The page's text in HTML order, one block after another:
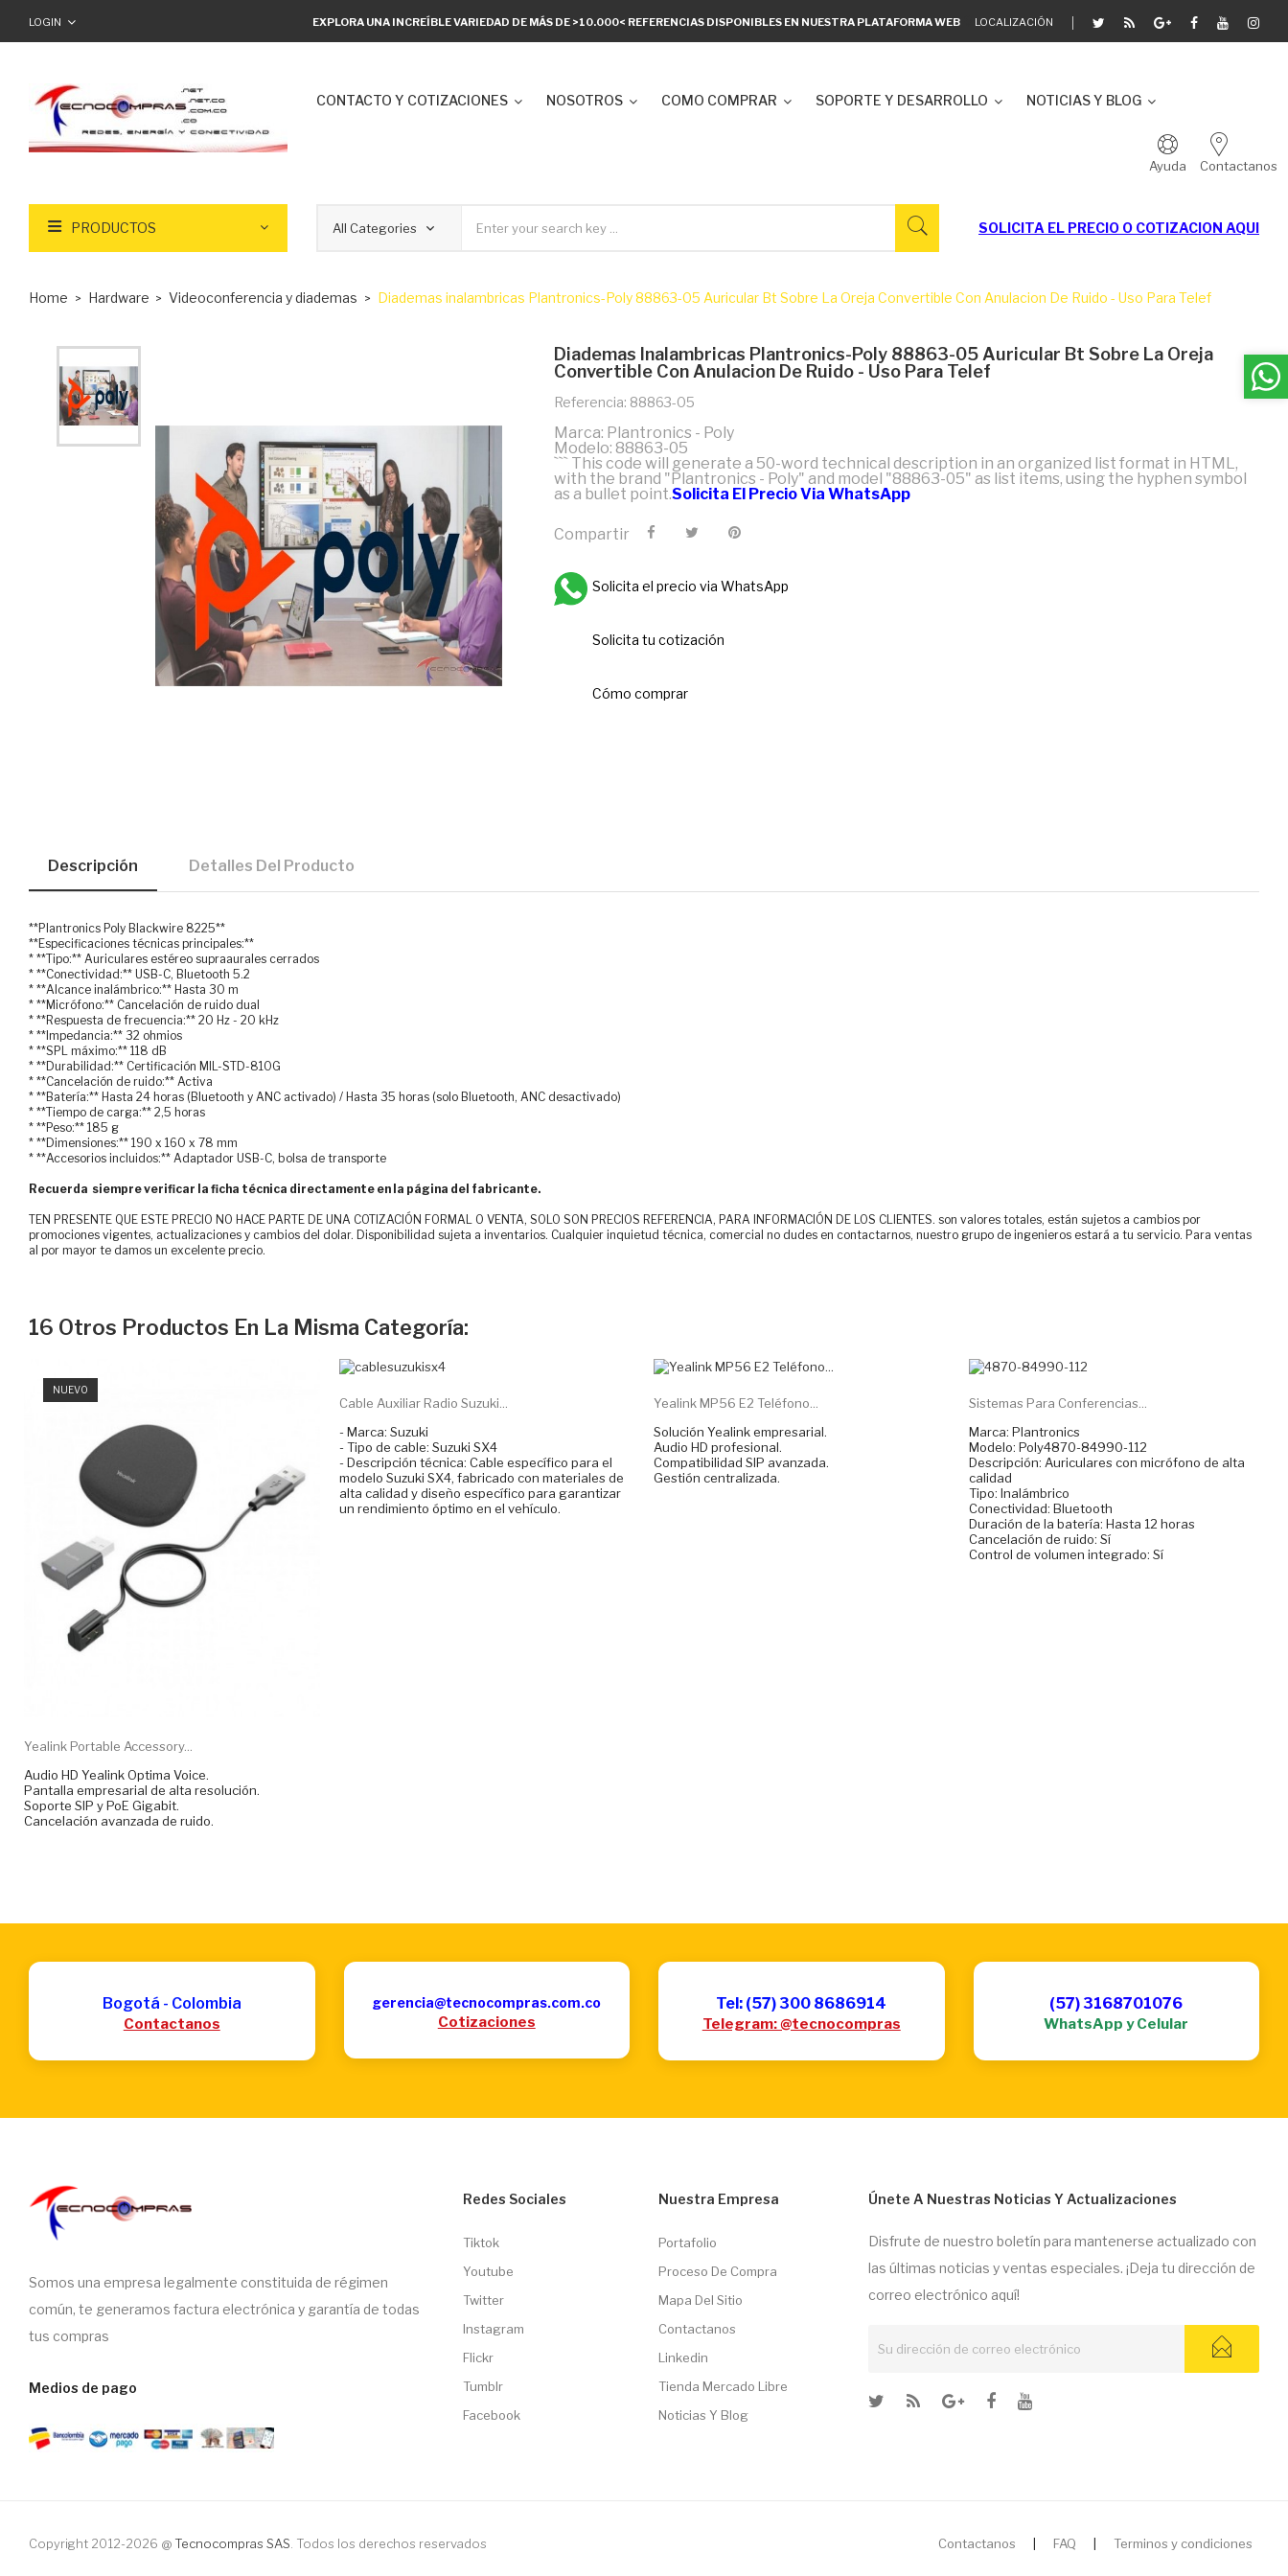
EXPLORA UNA INCREÍBLE VARIEDAD DE MÁS DE >10.000< REFERENCIAS DISPONIBLES EN NUESTRA PLATAFORMA WEB LOCALIZACIÓN
LOGIN
CONTACTO Y COTIZACIONES NOSOTROS COMO COMPRAR SOPORTE Y DESARROLLO NOTICIAS Y BLOG
Ayuda Contactanos
PRODUCTOS SOLICITA EL PRECIO O COTIZACION AQUI
Home Hardware Videoconferencia y diademas Diademas inalambricas Plantronics-Poly 88863-05 Auricular Bt Sobre La Oreja Convertible Con Anulacion De Ruido - Uso Para Telef
Diademas Inalambricas Plantronics-Poly 88863-05 Auricular Bt Sobre La Oreja
Convertible Con Anulacion De Ruido - Uso Para Telef
Referencia: 88863-05
Marca: Plantronics - Poly
Modelo: 88863-05
``` This code will generate a 50-word technical description in an organized list format in HTML,
with the brand "Plantronics - Poly" and model "88863-05" as list items, using the hyphen symbol
as a bullet point.Solicita El Precio Via WhatsApp
Compartir
Solicita el precio via WhatsApp
Solicita tu cotización
Cómo comprar
Descripción Detalles Del Producto
**Plantronics Poly Blackwire 8225**
**Especificaciones técnicas principales:**
* **Tipo:** Auriculares estéreo supraaurales cerrados
* **Conectividad:** USB-C, Bluetooth 5.2
* **Alcance inalámbrico:** Hasta 30 m
* **Micrófono:** Cancelación de ruido dual
* **Respuesta de frecuencia:** 20 Hz - 20 kHz
* **Impedancia:** 32 ohmios
* **SPL máximo:** 118 dB
* **Durabilidad:** Certificación MIL-STD-810G
* **Cancelación de ruido:** Activa
* **Batería:** Hasta 24 horas (Bluetooth y ANC activado) / Hasta 35 horas (solo Bluetooth, ANC desactivado)
* **Tiempo de carga:** 2,5 horas
* **Peso:** 185 g
* **Dimensiones:** 190 x 160 x 78 mm
* **Accesorios incluidos:** Adaptador USB-C, bolsa de transporte
Recuerda siempre verificar la ficha técnica directamente en la página del fabricante.
TEN PRESENTE QUE ESTE PRECIO NO HACE PARTE DE UNA COTIZACIÓN FORMAL O VENTA, SOLO SON PRECIOS REFERENCIA, PARA INFORMACIÓN DE LOS CLIENTES. son valores totales, están sujetos a cambios por
promociones vigentes, actualizaciones y cambios del dolar. Disponibilidad sujeta a inventarios. Cualquier inquietud técnica, comercial no dudes en contactarnos, nuestro grupo de ingenieros estará a tu servicio. Para ventas
al por mayor te damos un excelente precio.
16 Otros Productos En La Misma Categoría:
NUEVO
Yealink Portable Accessory...
Audio HD Yealink Optima Voice.
Pantalla empresarial de alta resolución.
Soporte SIP y PoE Gigabit.
Cancelación avanzada de ruido.
Cable Auxiliar Radio Suzuki...
- Marca: Suzuki
- Tipo de cable: Suzuki SX4
- Descripción técnica: Cable específico para el
modelo Suzuki SX4, fabricado con materiales de
alta calidad y diseño específico para garantizar
un rendimiento óptimo en el vehículo.
Yealink MP56 E2 Teléfono...
Solución Yealink empresarial.
Audio HD profesional.
Compatibilidad SIP avanzada.
Gestión centralizada.
Sistemas Para Conferencias...
Marca: Plantronics
Modelo: Poly4870-84990-112
Descripción: Auriculares con micrófono de alta
calidad
Tipo: Inalámbrico
Conectividad: Bluetooth
Duración de la batería: Hasta 12 horas
Cancelación de ruido: Sí
Control de volumen integrado: Sí
Bogotá - Colombia
Contactanos
gerencia@tecnocompras.com.co
Cotizaciones
Tel: (57) 300 8686914
Telegram: @tecnocompras
(57) 3168701076
WhatsApp y Celular
Somos una empresa legalmente constituida de régimen
común, te generamos factura electrónica y garantía de todas
tus compras
Medios de pago
Redes Sociales
Tiktok
Youtube
Twitter
Instagram
Flickr
Tumblr
Facebook
Nuestra Empresa
Portafolio
Proceso De Compra
Mapa Del Sitio
Contactanos
Linkedin
Tienda Mercado Libre
Noticias Y Blog
Únete A Nuestras Noticias Y Actualizaciones
Disfrute de nuestro boletín para mantenerse actualizado con
las últimas noticias y ventas especiales. ¡Deja tu dirección de
correo electrónico aquí!
Copyright 2012-2026 @ Tecnocompras SAS . Todos los derechos reservados Contactanos FAQ Terminos y condiciones